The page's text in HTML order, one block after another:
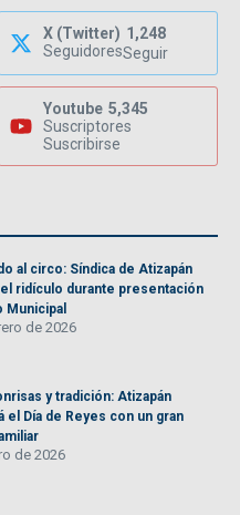
X (Twitter) 1,248
SeguidoresSeguir
Youtube 5,345
Suscriptores
Suscribirse
al circo: Síndica de Atizapán
ridículo durante presentación
Municipal
de 2026
y tradición: Atizapán
el Día de Reyes con un gran
de 2026